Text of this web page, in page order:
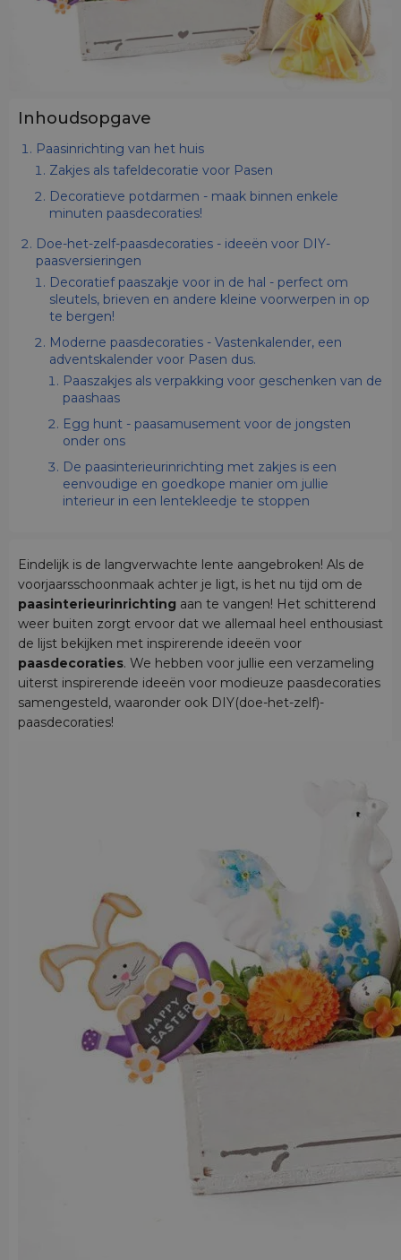
Inhoudsopgave
Paasinrichting van het huis
Zakjes als tafeldecoratie voor Pasen
Decoratieve potdarmen - maak binnen enkele
minuten paasdecoraties!
Doe-het-zelf-paasdecoraties - ideeën voor DIY-
paasversieringen
Decoratief paaszakje voor in de hal - perfect om
sleutels, brieven en andere kleine voorwerpen in op
te bergen!
Moderne paasdecoraties - Vastenkalender, een
adventskalender voor Pasen dus.
Paaszakjes als verpakking voor geschenken van de
paashaas
Egg hunt - paasamusement voor de jongsten
onder ons
De paasinterieurinrichting met zakjes is een
eenvoudige en goedkope manier om jullie
interieur in een lentekleedje te stoppen
Eindelijk is de langverwachte lente aangebroken! Als de
voorjaarsschoonmaak achter je ligt, is het nu tijd om de
paasinterieurinrichting aan te vangen! Het schitterend
weer buiten zorgt ervoor dat we allemaal heel enthousiast
de lijst bekijken met inspirerende ideeën voor
paasdecoraties. We hebben voor jullie een verzameling
uiterst inspirerende ideeën voor modieuze paasdecoraties
samengesteld, waaronder ook DIY(doe-het-zelf)-
paasdecoraties!